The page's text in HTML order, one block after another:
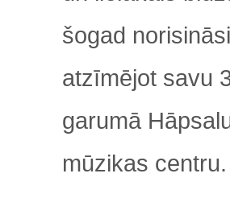
šogad
atzīmējot savu
garumā
mūzikas centru.